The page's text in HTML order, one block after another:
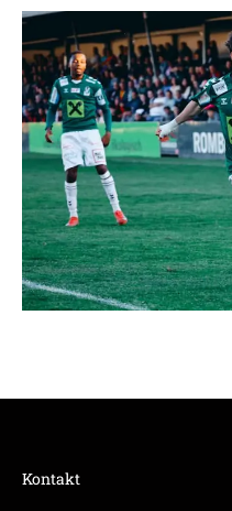
Kontakt